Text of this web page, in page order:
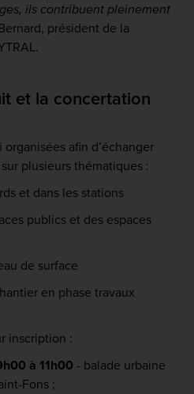
ils contribuent pleinement
président de la
et la concertation
afin d’échanger
plusieurs thématiques :
et dans les stations
publics et des espaces
de surface
en phase travaux
inscription :
à 11h00 - balade urbaine
Fons ;